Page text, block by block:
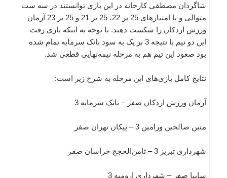
شاگردان مصطفی کارخانه در این بازی توانستند در سه ست
متوالی و با امتیازهای 25 بر 22، 25 بر 21 و 25 بر 23 آرمان
ورزش اردکان را شکست دهند. با توجه به اینکه بازی رفت
این دو تیم با نتیجه 3 بر یک به سود بانک سرمایه تمام شده
بود صعود این تیم هم به مرحله نیمه‌نهایی قطعی شد.
نتایج کامل بازی‌های این مرحله به شرح زیر است:
آرمان ورزش اردکان صفر – بانک سرمایه 3
متین صالحین ورامین 3 – پیکان تهران صفر
شهرداری تبریز 3 – ثامن‌الحجج خراسان صفر
سایپا صفر – شهرداری ارومیه 3